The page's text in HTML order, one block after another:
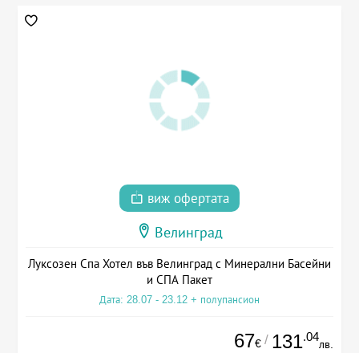
виж офертата
Велинград
Луксозен Спа Хотел във Велинград с Минерални Басейни
и СПА Пакет
Дата: 28.07 - 23.12 + полупансион
67€ / 131.04
лв.